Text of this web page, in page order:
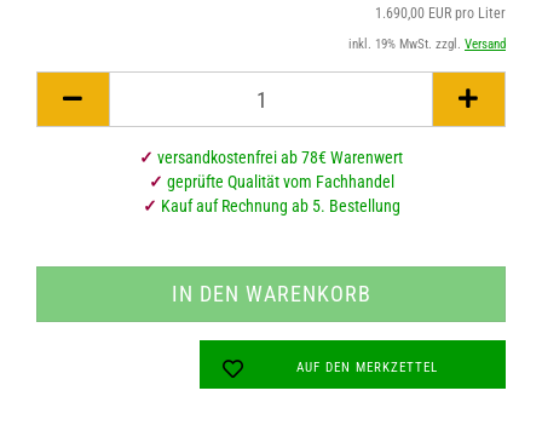
1.690,00 EUR pro Liter
inkl. 19% MwSt. zzgl. Versand
✓ versandkostenfrei ab 78€ Warenwert
✓ geprüfte Qualität vom Fachhandel
✓ Kauf auf Rechnung ab 5. Bestellung
AUF DEN MERKZETTEL